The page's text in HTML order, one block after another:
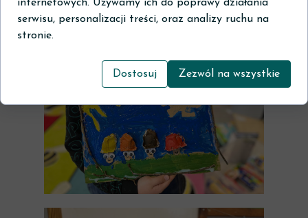
internetowych. Używamy ich do poprawy działania
serwisu, personalizacji treści, oraz analizy ruchu na
stronie.
Dostosuj Zezwól na wszystkie